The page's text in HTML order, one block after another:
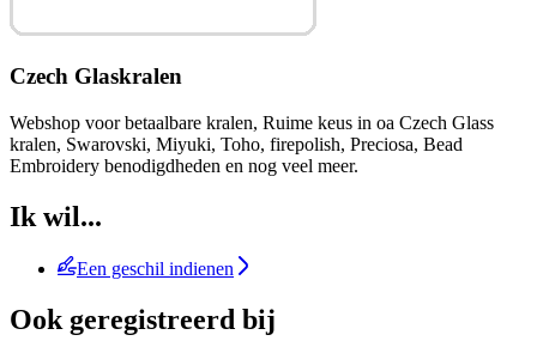
Czech Glaskralen
Webshop voor betaalbare kralen, Ruime keus in oa Czech Glass
kralen, Swarovski, Miyuki, Toho, firepolish, Preciosa, Bead
Embroidery benodigdheden en nog veel meer.
Ik wil...
Een geschil indienen
Ook geregistreerd bij